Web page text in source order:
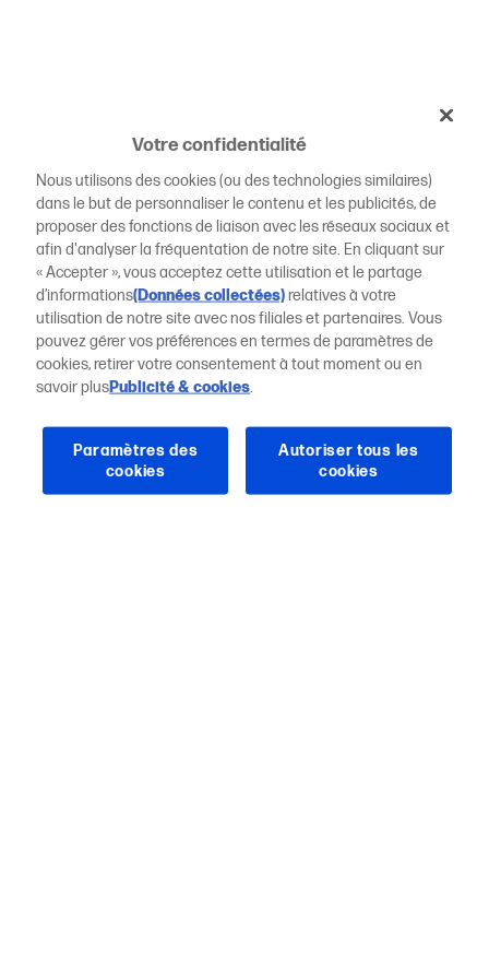
Votre confidentialité
Nous utilisons des cookies (ou des technologies similaires)
dans le but de personnaliser le contenu et les publicités, de
proposer des fonctions de liaison avec les réseaux sociaux et
afin d'analyser la fréquentation de notre site. En cliquant sur
« Accepter », vous acceptez cette utilisation et le partage
d’informations(Données collectées)relatives à votre
utilisation de notre site avec nos filiales et partenaires. Vous
pouvez gérer vos préférences en termes de paramètres de
cookies, retirer votre consentement à tout moment ou en
savoir plusPublicité & cookies.
Paramètres des
cookies
Autoriser tous les
cookies